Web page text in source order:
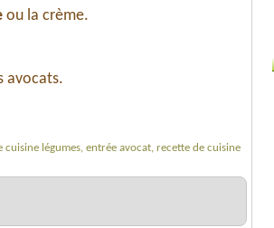
ou la crème.
avocats.
légumes, entrée avocat, recette de cuisine